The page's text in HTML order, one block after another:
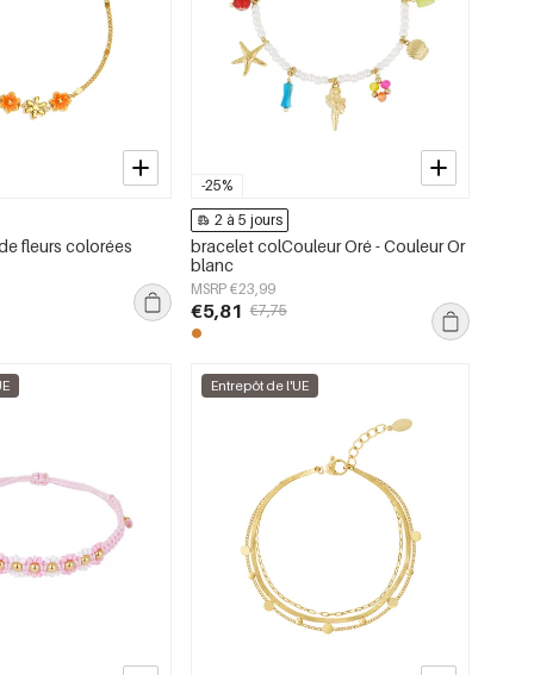
fleurs colorées
-25%
2 à 5 jours
bracelet colCouleur Oré - Couleur Or
blanc
MSRP €23,99
€5,81 €7,75
Entrepôt de l'UE